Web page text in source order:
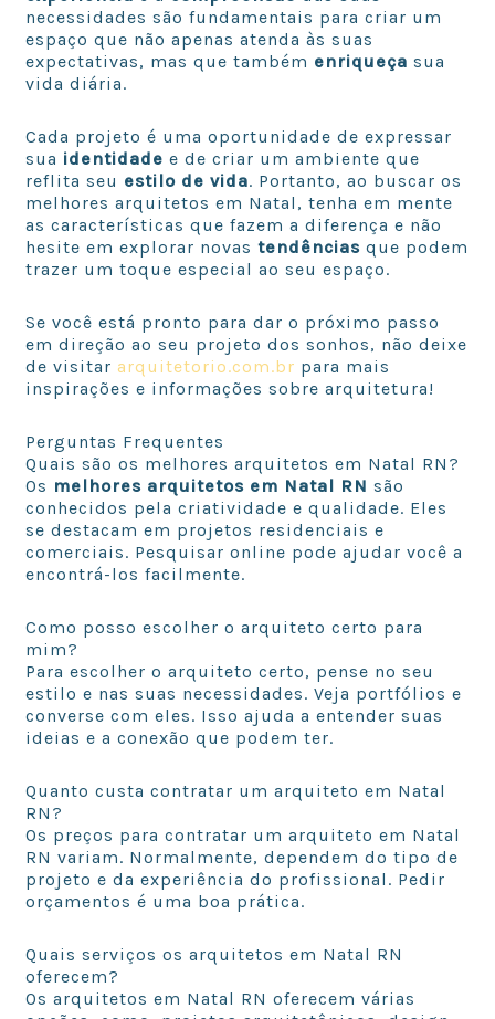
necessidades são fundamentais para criar um
espaço que não apenas atenda às suas
expectativas, mas que também enriqueça sua
vida diária.
Cada projeto é uma oportunidade de expressar
sua identidade e de criar um ambiente que
reflita seu estilo de vida. Portanto, ao buscar os
melhores arquitetos em Natal, tenha em mente
as características que fazem a diferença e não
hesite em explorar novastendências que podem
trazer um toque especial ao seu espaço.
Se você está pronto para dar o próximo passo
em direção ao seu projeto dos sonhos, não deixe
de visitar arquitetorio.com.br para mais
inspirações e informações sobre arquitetura!
Perguntas Frequentes
Quais são os melhores arquitetos em Natal RN?
Os melhores arquitetos em Natal RN são
conhecidos pela criatividade e qualidade. Eles
se destacam em projetos residenciais e
comerciais. Pesquisar online pode ajudar você a
encontrá-los facilmente.
Como posso escolher o arquiteto certo para
mim?
Para escolher o arquiteto certo, pense no seu
estilo e nas suas necessidades. Veja portfólios e
converse com eles. Isso ajuda a entender suas
ideias e a conexão que podem ter.
Quanto custa contratar um arquiteto em Natal
RN?
Os preços para contratar um arquiteto em Natal
RN variam. Normalmente, dependem do tipo de
projeto e da experiência do profissional. Pedir
orçamentos é uma boa prática.
Quais serviços os arquitetos em Natal RN
oferecem?
Os arquitetos em Natal RN oferecem várias